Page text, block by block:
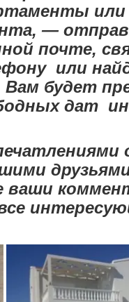
—
почте,
или
Вам будет
дат